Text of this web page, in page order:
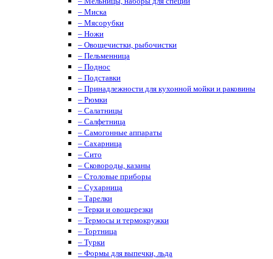
– Миска
– Мясорубки
– Ножи
– Овощечистки, рыбочистки
– Пельменница
– Поднос
– Подставки
– Принадлежности для кухонной мойки и раковины
– Рюмки
– Салатницы
– Салфетница
– Самогонные аппараты
– Сахарница
– Сито
– Сковороды, казаны
– Столовые приборы
– Сухарница
– Тарелки
– Терки и овощерезки
– Термосы и термокружки
– Тортница
– Турки
– Формы для выпечки, льда